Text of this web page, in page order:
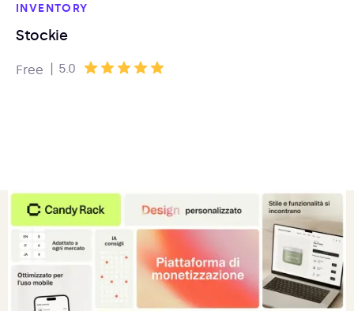
INVENTORY
Stockie
Free | 5.0